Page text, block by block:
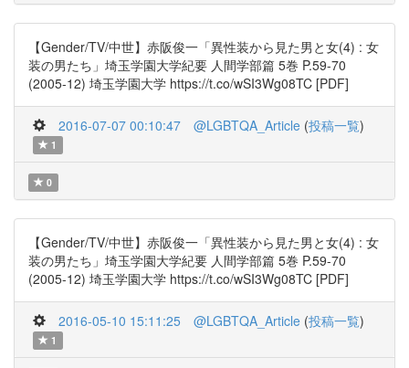
【Gender/TV/中世】赤阪俊一「異性装から見た男と女(4) : 女
装の男たち」埼玉学園大学紀要 人間学部篇 5巻 P.59-70
(2005-12) 埼玉学園大学 https://t.co/wSI3Wg08TC [PDF]
2016-07-07 00:10:47 @LGBTQA_Article (投稿一覧)
1
0
【Gender/TV/中世】赤阪俊一「異性装から見た男と女(4) : 女
装の男たち」埼玉学園大学紀要 人間学部篇 5巻 P.59-70
(2005-12) 埼玉学園大学 https://t.co/wSI3Wg08TC [PDF]
2016-05-10 15:11:25 @LGBTQA_Article (投稿一覧)
1